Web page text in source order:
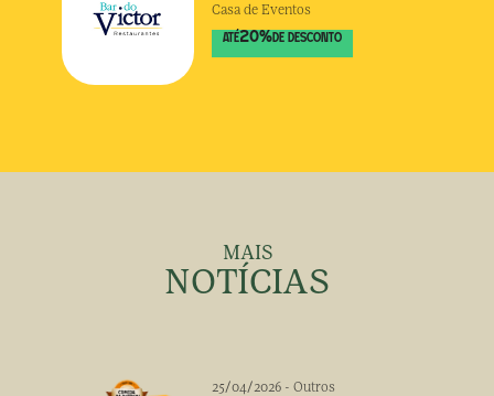
Casa de Eventos
ATÉ20% DE DESCONTO
MAIS
NOTÍCIAS
25/04/2026 - Outros